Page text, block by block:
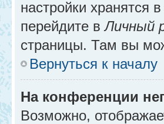
настройки хранятся
перейдите вЛичный
страницы. Там вы
Вернуться к началу
На конференции
Возможно,